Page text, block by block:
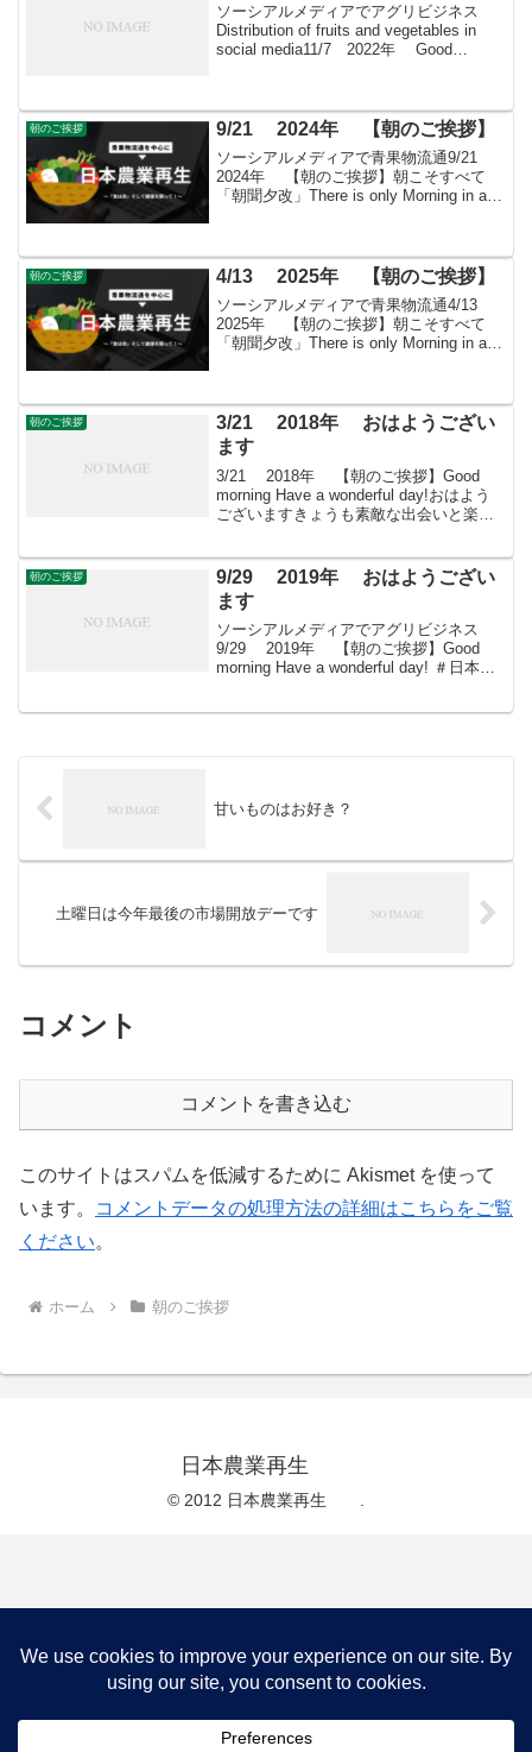
ソーシアルメディアでアグリビジネス
Distribution of fruits and vegetables in
social media11/7 2022年 Good
朝のご挨拶 9/21 2024年 【朝のご挨拶】
ソーシアルメディアで青果物流通9/21
2024年 【朝のご挨拶】朝こそすべて
「朝聞夕改」There is only Morning in all
た土地の...
朝のご挨拶 4/13 2025年 【朝のご挨拶】
ソーシアルメディアで青果物流通4/13
2025年 【朝のご挨拶】朝こそすべて
「朝聞夕改」There is only Morning in all
朝のご挨拶
3/21 2018年 おはようござい
ます
3/21 2018年 【朝のご挨拶】Good
morning Have a wonderful day!おはよう
ございますきょうも素敵な出会いと楽し
朝のご挨拶
9/29 2019年 おはようござい
ます
ソーシアルメディアでアグリビジネス
9/29 2019年 【朝のご挨拶】Good
morning Have a wonderful day! ＃日本農
甘いものはお好き？
土曜日は今年最後の市場開放デーです
コメント
コメントを書き込む
このサイトはスパムを低減するために Akismet を使って
います。
コメントデータの処理方法の詳細はこちらをご覧
ください。
ホーム 朝のご挨拶
日本農業再生
© 2012 日本農業再生 .